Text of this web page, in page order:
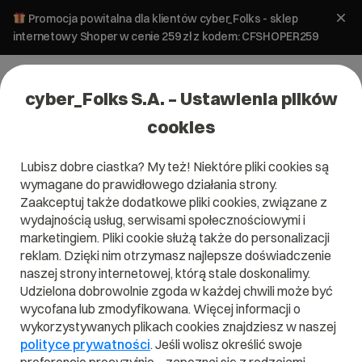
Promocja powitalna dla klientów cyber_Folks - sklep
internetowy Shoper w cenie 259 zł z kodem: CFSHOPER259
Słownik IT - Programowanie
Poznaj pojęcia, które pomogą Ci lepiej zrozumieć świat IT i
hostingu. Ponad 40 prostych definicji - od "alias pocztowy"
cyber_Folks S.A. – Ustawienia plików
cookies
Lubisz dobre ciastka? My też! Niektóre pliki cookies są
wymagane do prawidłowego działania strony.
Zaakceptuj także dodatkowe pliki cookies, związane z
wydajnością usług, serwisami społecznościowymi i
marketingiem. Pliki cookie służą także do personalizacji
reklam. Dzięki nim otrzymasz najlepsze doświadczenie
naszej strony internetowej, którą stale doskonalimy.
Udzielona dobrowolnie zgoda w każdej chwili może być
wycofana lub zmodyfikowana. Więcej informacji o
wykorzystywanych plikach cookies znajdziesz w naszej
polityce prywatności. Jeśli wolisz określić swoje